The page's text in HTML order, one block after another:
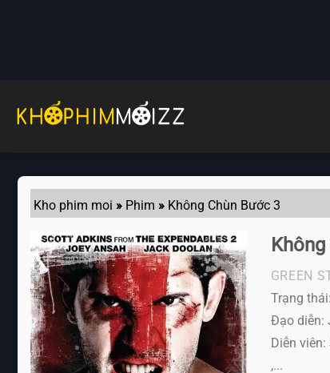
Kho phim moi » Phim » Không Chùn Bước 3
GREEN
Trạng
Đạo diễn:
Diễn viên:
,...